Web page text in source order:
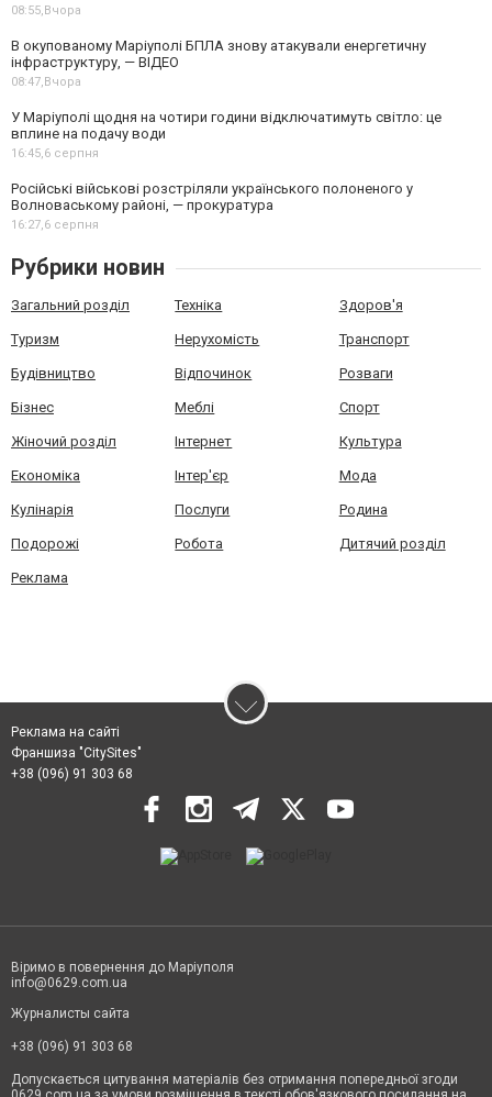
08:55,Вчора
В окупованому Маріуполі БПЛА знову атакували енергетичну
інфраструктуру, — ВІДЕО
08:47,Вчора
У Маріуполі щодня на чотири години відключатимуть світло: це
вплине на подачу води
16:45,6 серпня
Російські військові розстріляли українського полоненого у
Волноваському районі, — прокуратура
16:27,6 серпня
Рубрики новин
Загальний розділ Техніка Здоров'я
Туризм Нерухомість Транспорт
Будівництво Відпочинок Розваги
Бізнес Меблі Спорт
Жіночий розділ Інтернет Культура
Економіка Інтер'єр Мода
Кулінарія Послуги Родина
Подорожі Робота Дитячий розділ
Реклама
Реклама на сайті
Франшиза "CitySites"
+38 (096) 91 303 68
Віримо в повернення до Маріуполя
info@0629.com.ua
Журналисты сайта
+38 (096) 91 303 68
Допускається цитування матеріалів без отримання попередньої згоди